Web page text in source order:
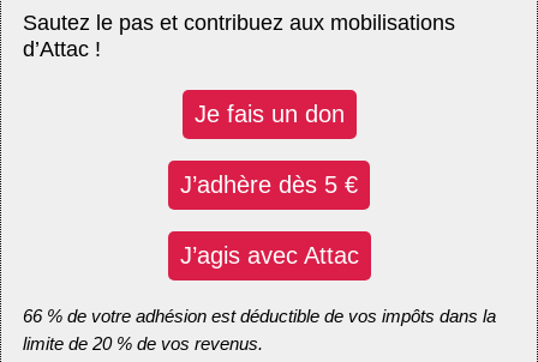
Sautez le pas et contribuez aux mobilisations
d’Attac !
Je fais un don
J’adhère dès 5 €
J’agis avec Attac
66 % de votre adhésion est déductible de vos impôts dans la
limite de 20 % de vos revenus.